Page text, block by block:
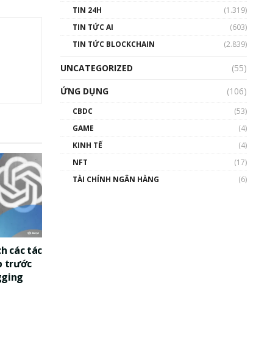
các tác
trước
TIN 24H
(1.319)
TIN TỨC AI
(603)
TIN TỨC BLOCKCHAIN
(2.839)
UNCATEGORIZED
(55)
ỨNG DỤNG
(106)
CBDC
(53)
GAME
(4)
KINH TẾ
(4)
NFT
(17)
TÀI CHÍNH NGÂN HÀNG
(6)